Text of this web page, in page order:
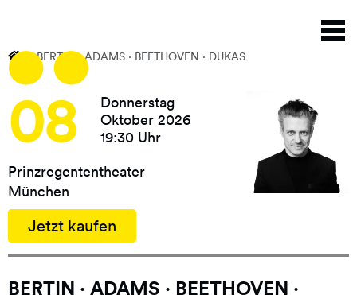
InhaltBERTIN · ADAMS · BEETHOVEN · DUKAS
08
Donnerstag
Oktober 2026
19:30 Uhr
Prinzregententheater
München
Jetzt kaufen
BERTIN · ADAMS · BEETHOVEN ·